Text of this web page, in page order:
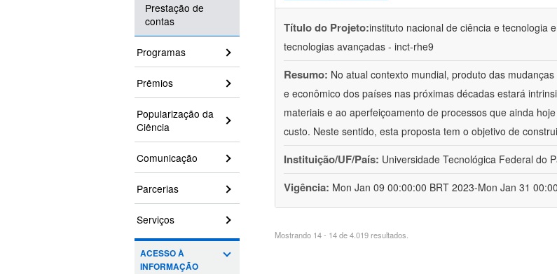
Prestação de
contas
Programas
Prêmios
Popularização da
Ciência
Comunicação
Parcerias
Serviços
ACESSO À
INFORMAÇÃO
Título do Projeto:instituto nacional de ciência e tecnologia
tecnologias avançadas - inct-rhe9
Resumo: No atual contexto mundial, produto das
e econômico dos países nas próximas décadas estará
materiais e ao aperfeiçoamento de processos que ainda
custo. Neste sentido, esta proposta tem o objetivo de
Instituição/UF/País: Universidade Tecnológica Federal do
Vigência: Mon Jan 09 00:00:00 BRT 2023-Mon Jan 31
Mostrando 14 - 14 de 4.019 resultados.